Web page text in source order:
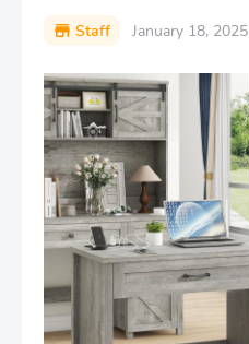
Staff January 18, 2025